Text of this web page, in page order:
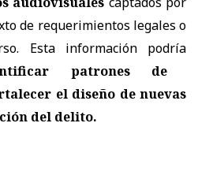
de requerimientos legales o
Esta información podría
patrones de
el diseño de nuevas
del delito.